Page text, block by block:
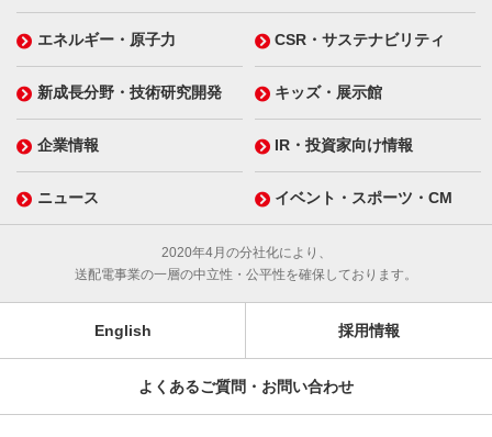
エネルギー・原子力 CSR・サステナビリティ
新成長分野・技術研究開発 キッズ・展示館
企業情報 IR・投資家向け情報
ニュース イベント・スポーツ・CM
2020年4月の分社化により、
送配電事業の一層の中立性・公平性を確保しております。
English 採用情報
よくあるご質問・お問い合わせ